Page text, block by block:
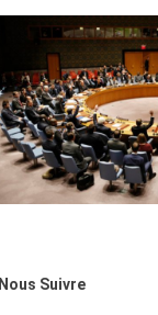
Nous Suivre